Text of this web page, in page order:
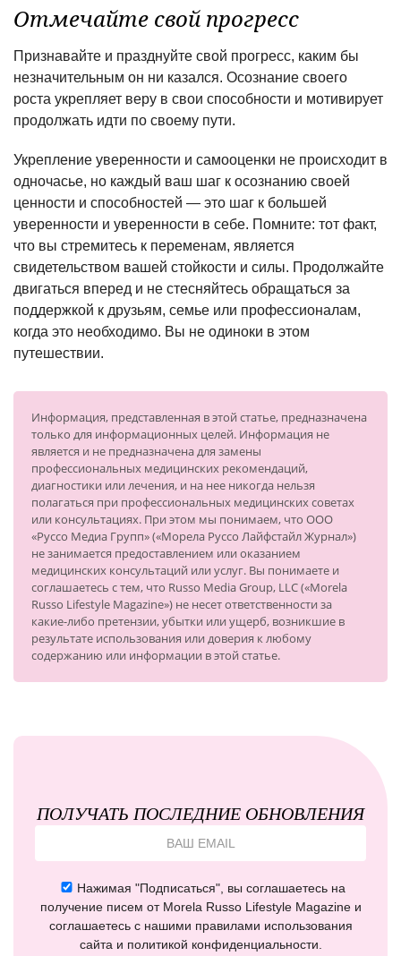
Отмечайте свой прогресс
Признавайте и празднуйте свой прогресс, каким бы
незначительным он ни казался. Осознание своего
роста укрепляет веру в свои способности и мотивирует
продолжать идти по своему пути.
Укрепление уверенности и самооценки не происходит в
одночасье, но каждый ваш шаг к осознанию своей
ценности и способностей — это шаг к большей
уверенности и уверенности в себе. Помните: тот факт,
что вы стремитесь к переменам, является
свидетельством вашей стойкости и силы. Продолжайте
двигаться вперед и не стесняйтесь обращаться за
поддержкой к друзьям, семье или профессионалам,
когда это необходимо. Вы не одиноки в этом
путешествии.
Информация, представленная в этой статье, предназначена
только для информационных целей. Информация не
является и не предназначена для замены
профессиональных медицинских рекомендаций,
диагностики или лечения, и на нее никогда нельзя
полагаться при профессиональных медицинских советах
или консультациях. При этом мы понимаем, что ООО
«Руссо Медиа Групп» («Морела Руссо Лайфстайл Журнал»)
не занимается предоставлением или оказанием
медицинских консультаций или услуг. Вы понимаете и
соглашаетесь с тем, что Russo Media Group, LLC («Morela
Russo Lifestyle Magazine») не несет ответственности за
какие-либо претензии, убытки или ущерб, возникшие в
результате использования или доверия к любому
содержанию или информации в этой статье.
ПОЛУЧАТЬ ПОСЛЕДНИЕ ОБНОВЛЕНИЯ
Нажимая "Подписаться", вы соглашаетесь на
получение писем от Morela Russo Lifestyle Magazine и
соглашаетесь с нашими правилами использования
сайта и политикой конфиденциальности.